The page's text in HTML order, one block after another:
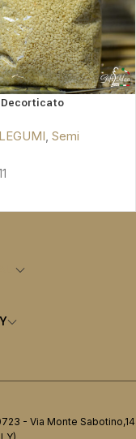
, Semi
- Via Monte Sabotino,14